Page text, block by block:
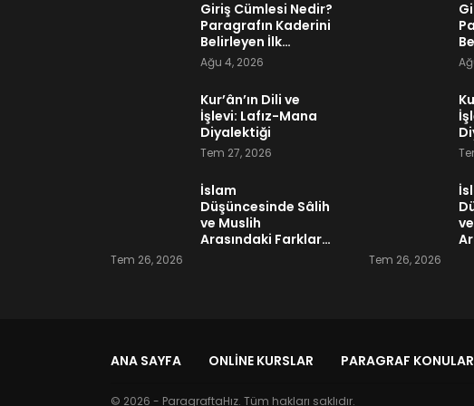
Giriş Cümlesi Nedir?
Paragrafın Kaderini
Belirleyen İlk…
Ağu 4, 2026
Kur’ân’ın Dili ve
İşlevi: Lafız-Mana
Diyalektiği
Tem 27, 2026
İslam
Düşüncesinde Sâlih
ve Muslih
Arasındaki Farklar…
Tem 26, 2026 Tem 26, 2026
ANA SAYFA ONLINE KURSLAR PARAGRAF
© 2026 - ParagraftaHız. Tüm hakları saklıdır.